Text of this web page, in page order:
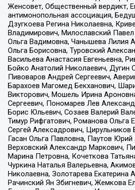
Женсовет, Общественный вердикт,
антимонопольная ассоциация,
Дзугкоева Регина Николаевна,
Владимирович, Милославский
Ольга Вадимовна, Чанышева Лилия
Ольга Борисовна, Туровский
Васильева Анастасия Евгеньевна,
Бойко Анатолий Николаевич, Дугин
Пивоваров Андрей Сергеевич,
Барахоев Магомед Бекханович,
Викторович, Мошель Ирина
Сергеевич, Пономарев Лев
Борис Юльевич, Созаев Валерий
Тимур Рифгатович, Романова Ольга
Сергей Алексадрович, Цирульников
Гасан Ольга Павловна, Паутов Юрий
Верховский Александр Маркович,
Марина Петровна, Кочеткова
Чуркина Наталья Валерьевна,
Николаевна, Золотарева Екатерина
Рачинский Ян Збигневич, Жемкова